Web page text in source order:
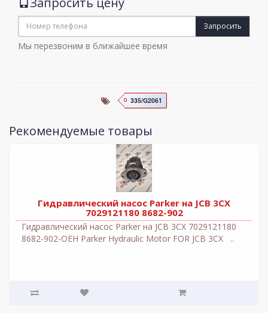
Запросить
Мы перезвоним в ближайшее время
335/G2061
Рекомендуемые товары
Гидравлический насос Parker на JCB 3CX
7029121180 8682-902
Гидравлический насос Parker на JCB 3CX 7029121180
8682-902-OEH Parker Hydraulic Motor FOR JCB 3CX ..